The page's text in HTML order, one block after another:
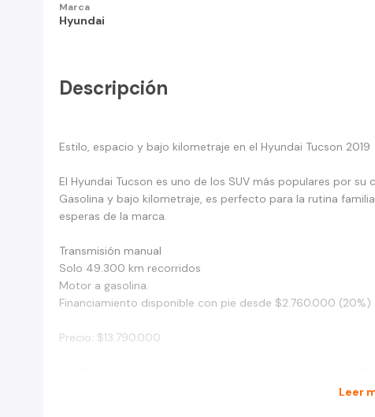
Marca
Hyundai
Descripción
Estilo, espacio y bajo kilometraje en el Hyundai Tucson 2019
El Hyundai Tucson es uno de los SUV más populares por
Gasolina y bajo kilometraje, es perfecto para la rutina
esperas de la marca.
Transmisión manual
Solo 49.300 km recorridos
Motor a gasolina.
Financiamiento disponible con pie desde $2.760.000 (20%)
Precio: $13.790.000
Leer